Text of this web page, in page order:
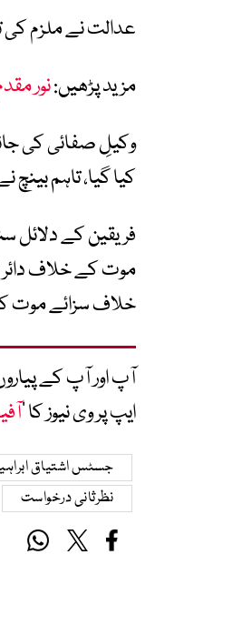
عدالت نے ملزم کی
مزید پڑھیں:نور
وکیلِ صفائی کی
کیا گیا، تاہم
فریقین کے دلائل
موت کے خلاف
خلاف سزائے موت
آپ اور آپ کے
ایپ پر وی نیوز کا ’
جسٹس اشتیاق
نظرثانی درخواست